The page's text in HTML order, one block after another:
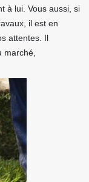
à lui. Vous aussi, si
il est en
attentes. Il
marché,